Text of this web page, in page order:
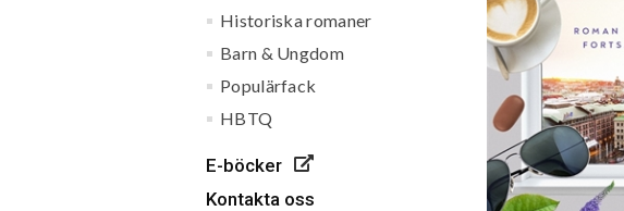
Historiska romaner
Barn & Ungdom
Populärfack
HBTQ
E-böcker
Kontakta oss